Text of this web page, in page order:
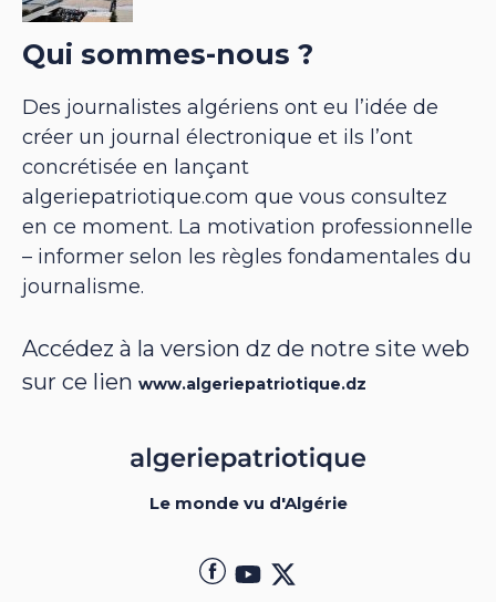
Qui sommes-nous ?
Des journalistes algériens ont eu l’idée de
créer un journal électronique et ils l’ont
concrétisée en lançant
algeriepatriotique.com que vous consultez
en ce moment. La motivation professionnelle
– informer selon les règles fondamentales du
journalisme.
Accédez à la version dz de notre site web
sur ce lien www.algeriepatriotique.dz
Le monde vu d'Algérie